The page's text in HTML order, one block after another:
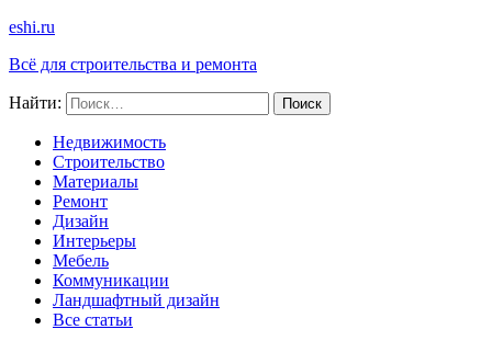
eshi.ru
Всё для строительства и ремонта
Найти:
Недвижимость
Строительство
Материалы
Ремонт
Дизайн
Интерьеры
Мебель
Коммуникации
Ландшафтный дизайн
Все статьи